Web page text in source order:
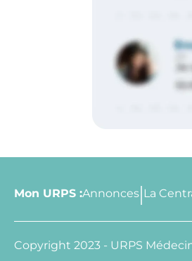
Mon URPS :Annonces La
Copyright 2023 - URPS